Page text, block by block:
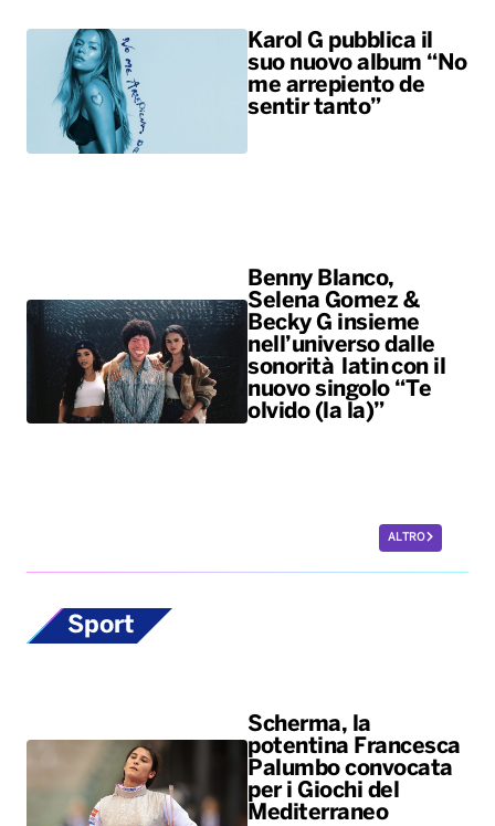
Karol G pubblica il
suo nuovo album “No
me arrepiento de
sentir tanto”
Benny Blanco,
Selena Gomez &
Becky G insieme
nell’universo dalle
sonorità latin con il
nuovo singolo “Te
olvido (la la)”
ALTRO
Sport
Scherma, la
potentina Francesca
Palumbo convocata
per i Giochi del
Mediterraneo